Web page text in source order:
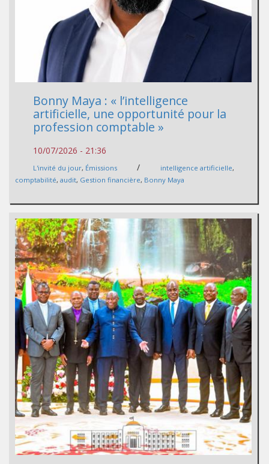
Bonny Maya : « l’intelligence
artificielle, une opportunité pour la
profession comptable »
10/07/2026 - 21:36
L'invité du jour, Émissions / intelligence artificielle,
comptabilité, audit, Gestion financière, Bonny Maya